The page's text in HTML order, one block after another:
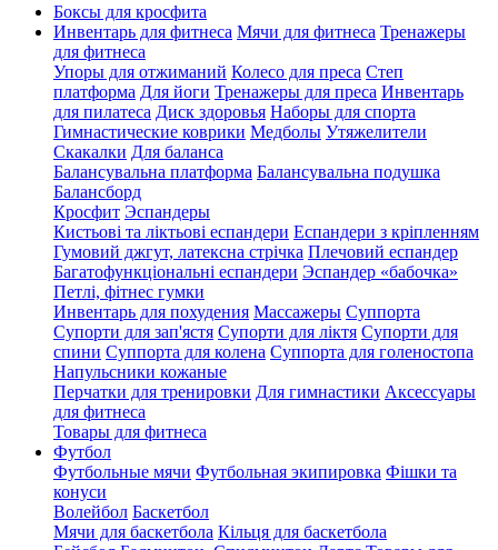
Боксы для кросфита
Инвентарь для фитнеса Мячи для фитнеса Тренажеры
для фитнеса
Упоры для отжиманий Колесо для преса Степ
платформа Для йоги Тренажеры для преса Инвентарь
для пилатеса Диск здоровья Наборы для спорта
Гимнастические коврики Медболы Утяжелители
Скакалки Для баланса
Балансувальна платформа Балансувальна подушка
Балансборд
Кросфит Эспандеры
Кистьові та ліктьові еспандери Еспандери з кріпленням
Гумовий джгут, латексна стрічка Плечовий еспандер
Багатофункціональні еспандери Эспандер «бабочка»
Петлі, фітнес гумки
Инвентарь для похудения Массажеры Суппорта
Супорти для зап'ястя Супорти для ліктя Супорти для
спини Суппорта для колена Суппорта для голеностопа
Напульсники кожаные
Перчатки для тренировки Для гимнастики Аксессуары
для фитнеса
Товары для фитнеса
Футбол
Футбольные мячи Футбольная экипировка Фішки та
конуси
Волейбол Баскетбол
Мячи для баскетбола Кільця для баскетбола